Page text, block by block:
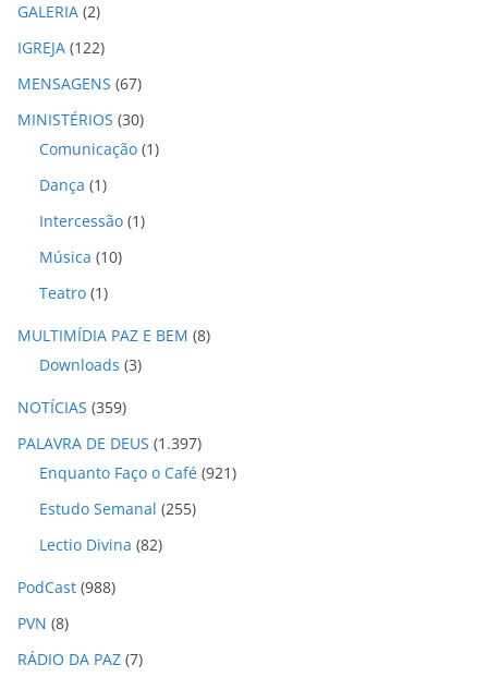
GALERIA (2)
IGREJA (122)
MENSAGENS (67)
MINISTÉRIOS (30)
Comunicação (1)
Dança (1)
Intercessão (1)
Música (10)
Teatro (1)
MULTIMÍDIA PAZ E BEM (8)
Downloads (3)
NOTÍCIAS (359)
PALAVRA DE DEUS (1.397)
Enquanto Faço o Café (921)
Estudo Semanal (255)
Lectio Divina (82)
PodCast (988)
PVN (8)
RÁDIO DA PAZ (7)